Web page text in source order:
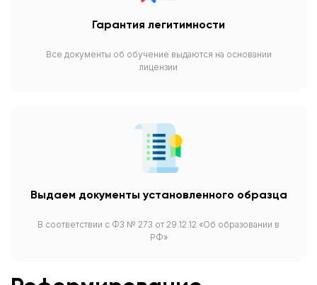
Гарантия легитимности
Все документы об обучение выдаются на основании
лицензии
Выдаем документы установленного образца
В соответствии с ФЗ № 273 от 29.12.12 «Об образовании в
РФ»